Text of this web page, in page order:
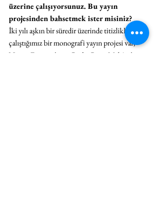
üzerine çalışıyorsunuz. Bu yayın
projesinden bahsetmek ister misiniz?
İki yılı aşkın bir süredir üzerinde titizlikle
çalıştığımız bir monografi yayın projesi var,
Nesrin Esirtgen’in ve Radar Proje Mekânı’nın